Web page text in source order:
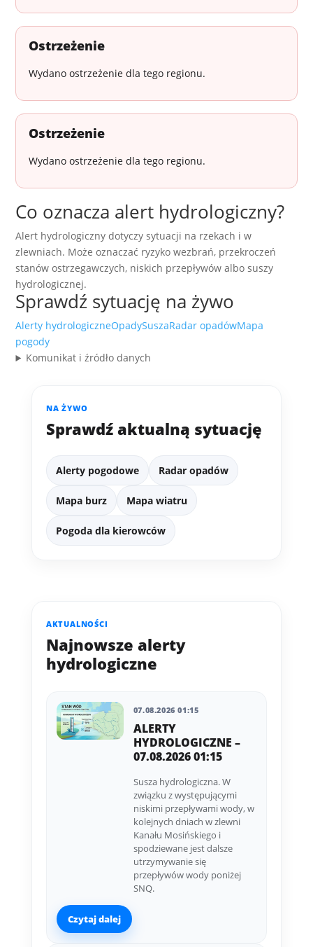
Ostrzeżenie
Wydano ostrzeżenie dla tego regionu.
Ostrzeżenie
Wydano ostrzeżenie dla tego regionu.
Co oznacza alert hydrologiczny?
Alert hydrologiczny dotyczy sytuacji na rzekach i w
zlewniach. Może oznaczać ryzyko wezbrań, przekroczeń
stanów ostrzegawczych, niskich przepływów albo suszy
hydrologicznej.
Sprawdź sytuację na żywo
Alerty hydrologiczneOpadySuszaRadar opadówMapa
pogody
Komunikat i źródło danych
NA ŻYWO
Sprawdź aktualną sytuację
Alerty pogodowe Radar opadów
Mapa burz Mapa wiatru
Pogoda dla kierowców
AKTUALNOŚCI
Najnowsze alerty
hydrologiczne
07.08.2026 01:15
ALERTY
HYDROLOGICZNE –
07.08.2026 01:15
Susza hydrologiczna. W
związku z występującymi
niskimi przepływami wody, w
kolejnych dniach w zlewni
Kanału Mosińskiego i
spodziewane jest dalsze
utrzymywanie się
przepływów wody poniżej
SNQ.
Czytaj dalej